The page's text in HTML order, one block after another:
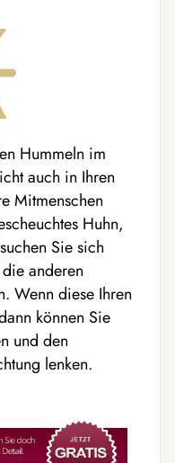
Hummeln im
auch in Ihren
Mitmenschen
Huhn,
Sie sich
anderen
Wenn diese Ihren
können Sie
und den
lenken.